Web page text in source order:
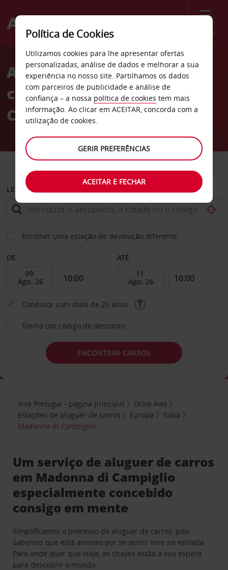
Menu
Welcome
AvisAluguer de
carros Madonna di
Campiglio
CARRO COMERCIAIS
LEVANTAR EM
Escolher uma estação de devolução diferente
DE ATÉ
Condutor com mais de 25 anos
Tenho um código de desconto
ENCONTRAR CARROS
Avis Portugal - página principal
Drive Avis
Estações de aluguer de carros
Europa
Itália
Madonna di Campiglio
Um serviço de aluguer de carros
em Madonna di Campiglio
especialmente concebido
consigo em mente
Simplificamos o processo de aluguer de carros, pois
sabemos que está ansioso por se sentir livre na estrada.
Para onde quer que viaje, as chaves estão à sua espera
para descobrir o mundo.
Política de Cookies
Utilizamos cookies para lhe apresentar ofertas
personalizadas, análise de dados e melhorar a sua
experiência no nosso site. Partilhamos os dados
com parceiros de publicidade e análise de
confiança – a nossa política de cookies tem mais
informação. Ao clicar em ACEITAR, concorda com a
utilização de cookies.
GERIR PREFERÊNCIAS
ACEITAR E FECHAR